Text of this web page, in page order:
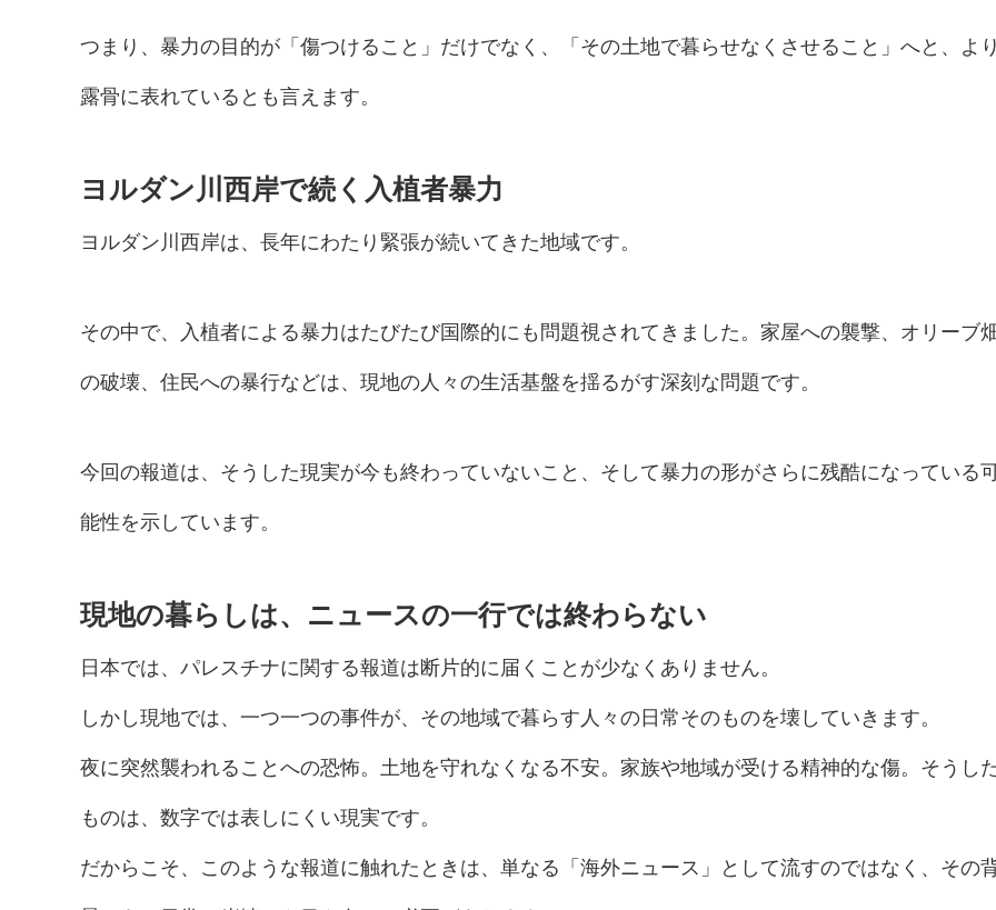
つまり、暴力の目的が「傷つけること」だけでなく、「その土地で暮らせなくさせること」へと、より
露骨に表れているとも言えます。
ヨルダン川西岸で続く入植者暴力
ヨルダン川西岸は、長年にわたり緊張が続いてきた地域です。
その中で、入植者による暴力はたびたび国際的にも問題視されてきました。家屋への襲撃、オリーブ畑
の破壊、住民への暴行などは、現地の人々の生活基盤を揺るがす深刻な問題です。
今回の報道は、そうした現実が今も終わっていないこと、そして暴力の形がさらに残酷になっている
能性を示しています。
現地の暮らしは、ニュースの一行では終わらない
日本では、パレスチナに関する報道は断片的に届くことが少なくありません。
しかし現地では、一つ一つの事件が、その地域で暮らす人々の日常そのものを壊していきます。
夜に突然襲われることへの恐怖。土地を守れなくなる不安。家族や地域が受ける精神的な傷。そうし
ものは、数字では表しにくい現実です。
だからこそ、このような報道に触れたときは、単なる「海外ニュース」として流すのではなく、その